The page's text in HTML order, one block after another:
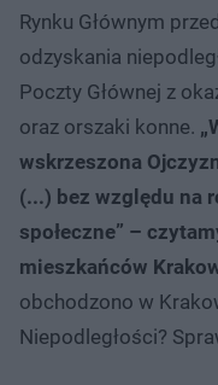
Rynku Głównym
odzyskania
Poczty Głównej z
oraz orszaki konne.
wskrzeszona
(...) bez względu na
społeczne” –
mieszkańców
obchodzono w
Niepodległości?